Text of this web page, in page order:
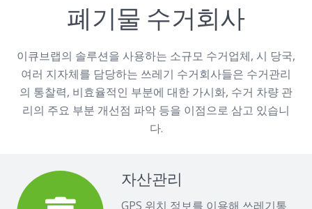
폐기물 수거회사
이큐브랩의 솔루션을 사용하는 소규모 수거업체, 시 당국,
여러 지자체를 담당하는 쓰레기 수거회사들은 수거관리
의 통찰력, 비효율적인 부분에 대한 가시화, 수거 차량 관
리의 주요 부분 개선점 파악 등을 이점으로 삼고 있습니
다.
자산관리
GPS 위치 정보를 이용해 쓰레기통